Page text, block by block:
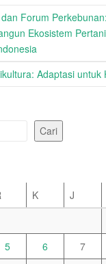
Forum
Ekosistem
Adaptasi untuk
Cari
K J
5 6 7